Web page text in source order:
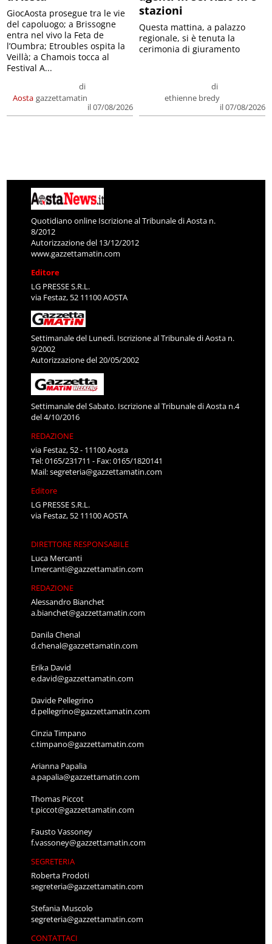
Aosta
di
gazzettamatin
il 07/08/2026
GiocAosta prosegue tra le vie
del capoluogo; a Brissogne
entra nel vivo la Feta de
l’Oumbra; Etroubles ospita la
Veillà; a Chamois tocca al
Festival A...
stazioni
di
ethienne bredy
il 07/08/2026
Questa mattina, a palazzo
regionale, si è tenuta la
cerimonia di giuramento
Quotidiano online Iscrizione al Tribunale di Aosta n.
8/2012
Autorizzazione del 13/12/2012
www.gazzettamatin.com
Editore
LG PRESSE S.R.L.
via Festaz, 52 11100 AOSTA
Settimanale del Lunedì. Iscrizione al Tribunale di Aosta n.
9/2002
Autorizzazione del 20/05/2002
Settimanale del Sabato. Iscrizione al Tribunale di Aosta n.4
del 4/10/2016
REDAZIONE
via Festaz, 52 - 11100 Aosta
Tel: 0165/231711 - Fax: 0165/1820141
Mail:segreteria@gazzettamatin.com
Editore
LG PRESSE S.R.L.
via Festaz, 52 11100 AOSTA
DIRETTORE RESPONSABILE
Luca Mercanti
l.mercanti@gazzettamatin.com
REDAZIONE
Alessandro Bianchet
a.bianchet@gazzettamatin.com
Danila Chenal
d.chenal@gazzettamatin.com
Erika David
e.david@gazzettamatin.com
Davide Pellegrino
d.pellegrino@gazzettamatin.com
Cinzia Timpano
c.timpano@gazzettamatin.com
Arianna Papalia
a.papalia@gazzettamatin.com
Thomas Piccot
t.piccot@gazzettamatin.com
Fausto Vassoney
f.vassoney@gazzettamatin.com
SEGRETERIA
Roberta Prodoti
segreteria@gazzettamatin.com
Stefania Muscolo
segreteria@gazzettamatin.com
CONTATTACI